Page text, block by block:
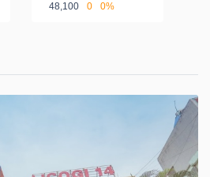
48,100 0 0%